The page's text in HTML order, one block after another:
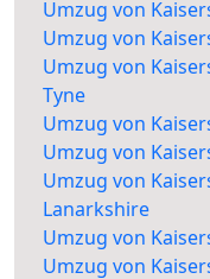
Umzug von
Umzug von
Umzug von
Tyne
Umzug von
Umzug von
Umzug von
Lanarkshire
Umzug von
Umzug von